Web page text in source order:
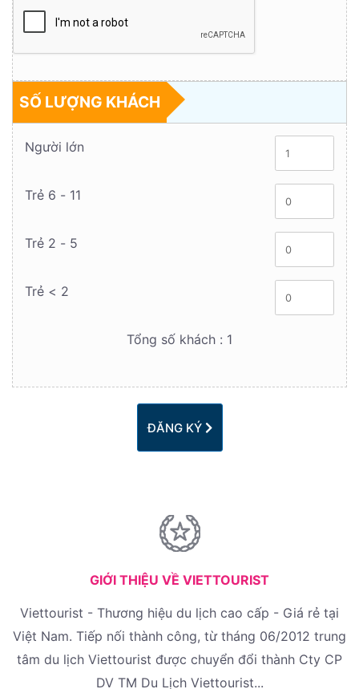
SỐ LƯỢNG KHÁCH
Người lớn
Trẻ 6 - 11
Trẻ 2 - 5
Trẻ < 2
Tổng số khách : 1
ĐĂNG KÝ
GIỚI THIỆU VỀ VIETTOURIST
Viettourist - Thương hiệu du lịch cao cấp - Giá rẻ tại
Việt Nam. Tiếp nối thành công, từ tháng 06/2012 trung
tâm du lịch Viettourist được chuyển đổi thành Cty CP
DV TM Du Lịch Viettourist...